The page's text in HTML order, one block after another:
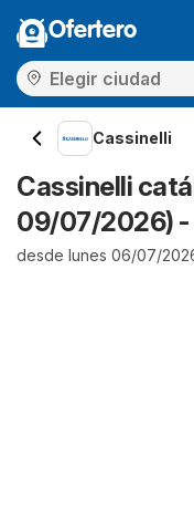
Ofertero
Cassinelli
Cassinelli
09/07/2026) -
desde lunes 06/07/